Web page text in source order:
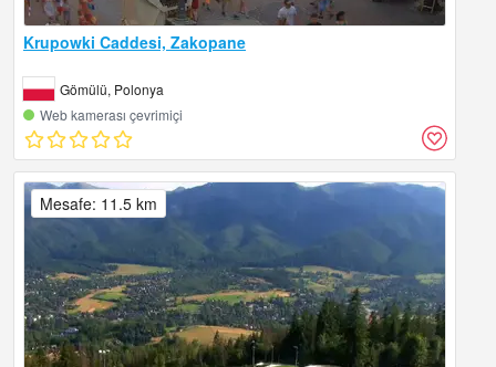
Krupowki Caddesi, Zakopane
Gömülü, Polonya
Web kamerası çevrimiçi
Mesafe: 11.5 km